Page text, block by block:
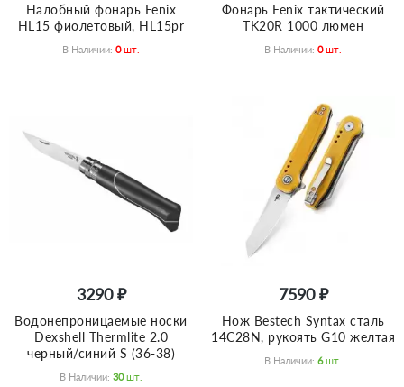
Налобный фонарь Fenix
HL15 фиолетовый, HL15pr
В Наличии: 0 Шт.
Фонарь Fenix тактический
TK20R 1000 люмен
В Наличии: 0 Шт.
3290 ₽
Водонепроницаемые носки
Dexshell Thermlite 2.0
черный/синий S (36-38)
В Наличии: 30 Шт.
7590 ₽
Нож Bestech Syntax сталь
14C28N, рукоять G10 желтая
В Наличии: 6 Шт.